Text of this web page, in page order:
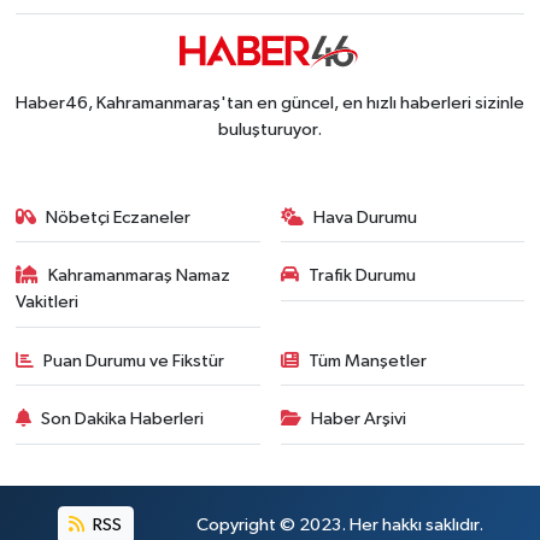
Haber46, Kahramanmaraş'tan en güncel, en hızlı haberleri sizinle
buluşturuyor.
Nöbetçi Eczaneler Hava Durumu
Kahramanmaraş Namaz
Vakitleri
Trafik Durumu
Puan Durumu ve Fikstür Tüm Manşetler
Son Dakika Haberleri Haber Arşivi
RSS Copyright © 2023. Her hakkı saklıdır.